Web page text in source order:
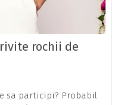
rochii de
sa participi? Probabil